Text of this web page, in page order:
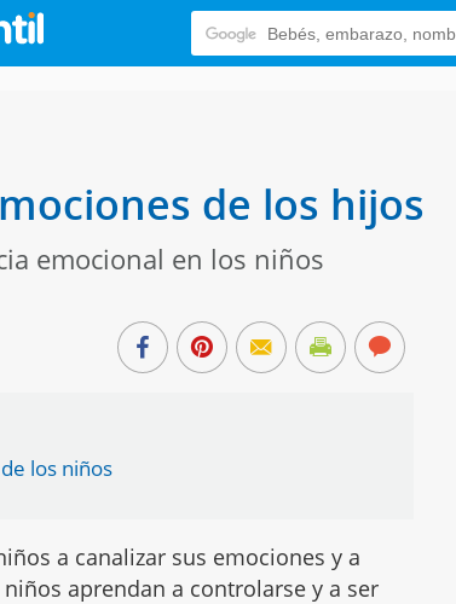
de los hijos
emocional en los niños
los niños
a canalizar sus emociones y a
aprendan a controlarse y a ser